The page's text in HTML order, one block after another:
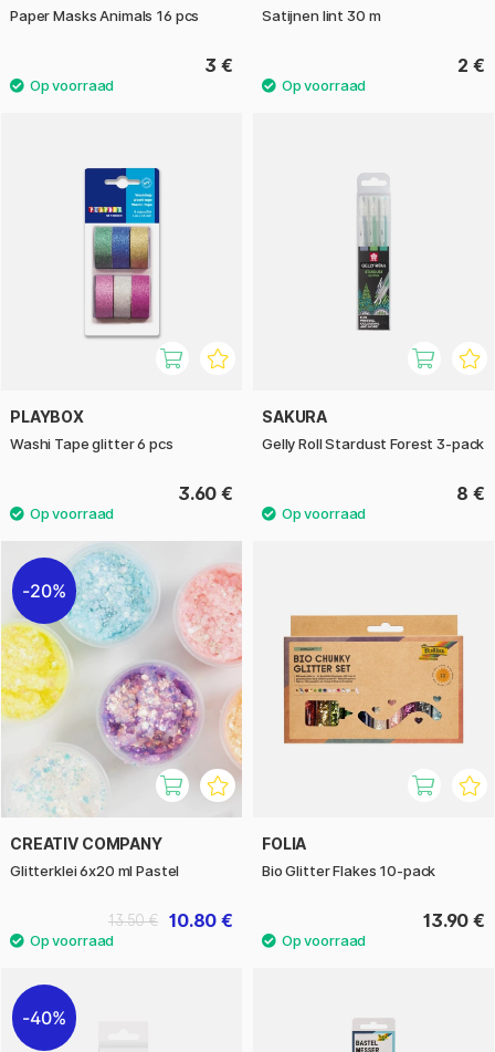
Paper Masks Animals 16 pcs
3 €
Satijnen lint 30 m
2 €
PLAYBOX
Washi Tape glitter 6 pcs
3.60 €
SAKURA
Gelly Roll Stardust Forest 3-pack
8 €
20%
CREATIV COMPANY
Glitterklei 6x20 ml Pastel
10.80 €
13.50 €
FOLIA
Bio Glitter Flakes 10-pack
13.90 €
40%